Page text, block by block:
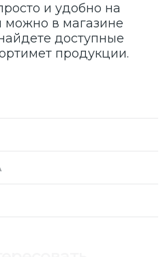
и удобно на
можно в магазине
доступные
продукции.